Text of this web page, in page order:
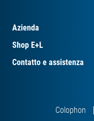
Azienda
Shop E+L
Contatto e assistenza
Colophon